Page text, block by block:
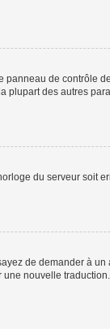
de contrôle
des autres
du serveur soit
de demander à
nouvelle